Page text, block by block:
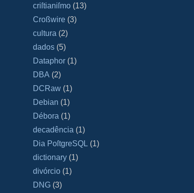
criſtianiſmo (13)
Croßwire (3)
cultura (2)
dados (5)
Dataphor (1)
DBA (2)
DCRaw (1)
Debian (1)
Débora (1)
decadência (1)
Dia PoſtgreSQL (1)
dictionary (1)
divórcio (1)
DNG (3)